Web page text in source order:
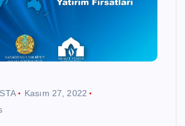
Kasım 27, 2022